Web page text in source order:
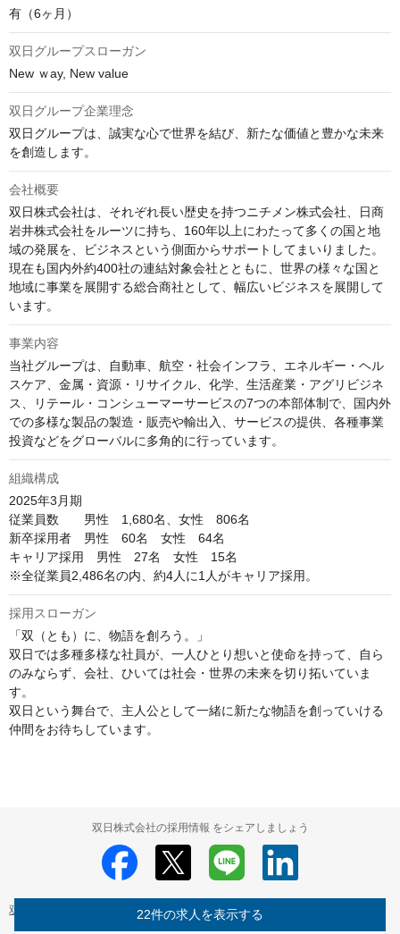
22件の求人を表示する
有（6ヶ月）
双日グループスローガン
双日グループ企業理念
双日グループは、誠実な心で世界を結び、新たな価値と豊かな未来
を創造します。
会社概要
双日株式会社は、それぞれ長い歴史を持つニチメン株式会社、日商
岩井株式会社をルーツに持ち、160年以上にわたって多くの国と地
域の発展を、ビジネスという側面からサポートしてまいりました。
現在も国内外約400社の連結対象会社とともに、世界の様々な国と
地域に事業を展開する総合商社として、幅広いビジネスを展開して
います。
事業内容
当社グループは、自動車、航空・社会インフラ、エネルギー・ヘル
スケア、金属・資源・リサイクル、化学、生活産業・アグリビジネ
ス、リテール・コンシューマーサービスの7つの本部体制で、国内外
での多様な製品の製造・販売や輸出入、サービスの提供、各種事業
投資などをグローバルに多角的に行っています。
組織構成
2025年3月期
従業員数　　男性　1,680名、女性　806名
新卒採用者　男性　60名　女性　64名
キャリア採用　男性　27名　女性　15名
※全従業員2,486名の内、約4人に1人がキャリア採用。
採用スローガン
「双（とも）に、物語を創ろう。」
双日では多種多様な社員が、一人ひとり想いと使命を持って、自ら
のみならず、会社、ひいては社会・世界の未来を切り拓いていま
す。
双日という舞台で、主人公として一緒に新たな物語を創っていける
双日株式会社の採用情報 をシェアしましょう
双日株式会社 双日株式会社 の採用情報